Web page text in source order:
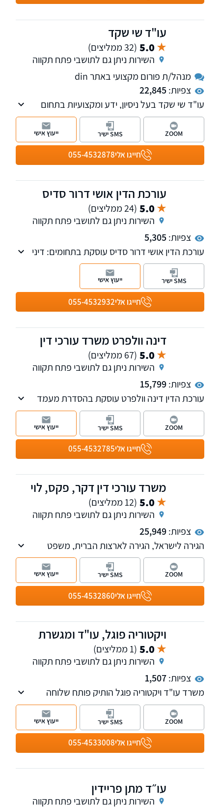
עו"ד שי שקד
5.0 (32 ממליצים)
השירות ניתן גם לתושבי פתח תקווה
מנהל/ת פורום מקצועי באתר din
צפיות:22,845
עו"ד שי שקד בעל ניסיון, ידע ומקצועיות בתחום
המשפט הפלילי אשר נצברו במהלך השנים שבהן
ייצג חשודים ונאשמים בתיקים פליליים סבוכים
ומורכבים.
חייגו אלי055-4532878
ZOOM SMS ישיר ייעוץ אישי
עורכת הדין אושי דרור סדיס
5.0 (24 ממליצים)
השירות ניתן גם לתושבי פתח תקווה
צפיות:5,305
עורכת הדין אושי דרור סדיס עוסקת בתחומים: דיני
משפחה נדל"ן, יפויי כח מתמשך צוואות וירושות
חייגו אלי055-4532932
SMS ישיר ייעוץ אישי
דינה וולפרט משרד עורכי דין
5.0 (67 ממליצים)
השירות ניתן גם לתושבי פתח תקווה
צפיות:15,799
עורכת הדין דינה וולפרט עוסקת בהסדרת מעמד
אזרחי בישראל, לרבות ייצוג בהליכי ערר על
החלטות משרד הפנים, אזרחות ישראלית, הסדרת
מעמד לבן זוג זר, אשרת עולה, אשרת ביקור, היתרי
עבודה ועוד.
חייגו אלי055-4532785
ZOOM SMS ישיר ייעוץ אישי
משרד עורכי דין דקר, פקס, לוי
5.0 (12 ממליצים)
השירות ניתן גם לתושבי פתח תקווה
צפיות:25,949
הגירה לישראל, הגירה לארצות הברית, משפט
אזרחי מנהלי, אזרחי מסחרי
חייגו אלי055-4532860
ZOOM SMS ישיר ייעוץ אישי
ויקטוריה פוגל, עו"ד ומגשרת
5.0 (1 ממליצים)
השירות ניתן גם לתושבי פתח תקווה
צפיות:1,507
משרד עו"ד ויקטוריה פוגל הותיק פותח שלוחה
חדשה בהרצליה, המשרד עוסק בתחום ה מקרקעין
נדל"ן, דיני המשפחה ותביעות נזיקין. למשרד
שלוחות ברחובות ובהרצליה
חייגו אלי055-4533008
ZOOM SMS ישיר ייעוץ אישי
עו״ד מתן פריידין
השירות ניתן גם לתושבי פתח תקווה